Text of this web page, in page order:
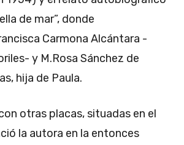
de mar”, donde
Carmona Alcántara -
y M.Rosa Sánchez de
hija de Paula.
otras placas, situadas en el
la autora en la entonces